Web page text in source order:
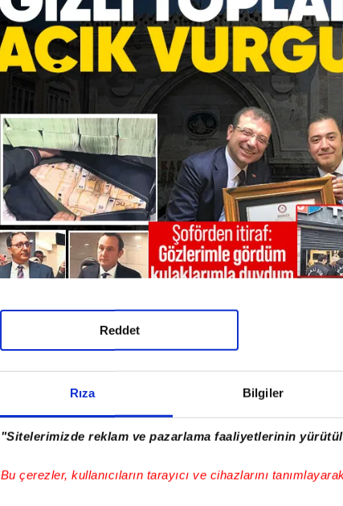
Rıza Bilgiler
"Sitelerimizde reklam ve pazarlama faaliyetlerinin
Bu çerezler, kullanıcıların tarayıcı ve cihazlarını
Reddet
2 7